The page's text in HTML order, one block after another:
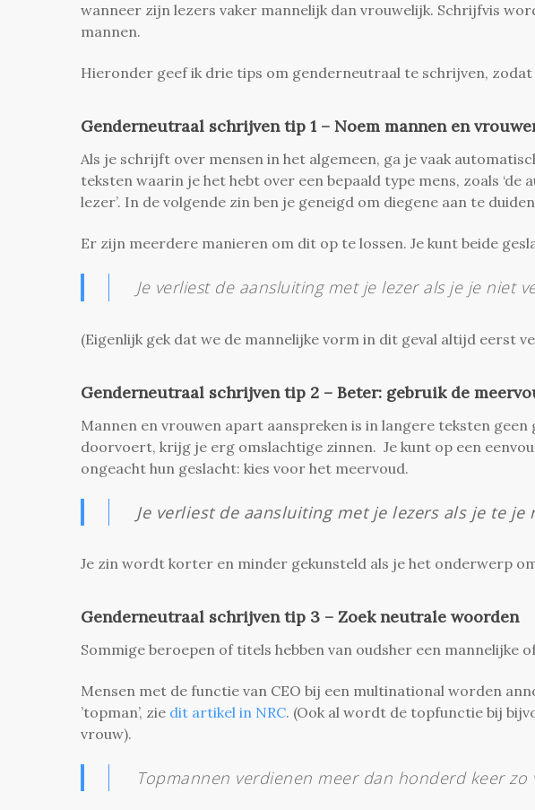
wanneer zijn lezers vaker mannelijk dan vrouwelijk. Schrijfvis
mannen.
Hieronder geef ik drie tips om genderneutraal te schrijven,
Genderneutraal schrijven tip 1 – Noem mannen en
Als je schrijft over mensen in het algemeen, ga je vaak
teksten waarin je het hebt over een bepaald type mens, zoals ‘de
lezer’. In de volgende zin ben je geneigd om diegene aan te duiden
Er zijn meerdere manieren om dit op te lossen. Je kunt beide
Je verliestde aansluiting met je lezerals je je niet
(Eigenlijk gek dat we de mannelijke vorm in dit geval altijd eerst
Genderneutraal schrijven tip 2 – Beter: gebruik de
Mannen en vrouwen apart aanspreken is in langere teksten
doorvoert, krijg je erg omslachtige zinnen. Je kunt op een
ongeacht hun geslacht: kies voor het meervoud.
Je verliest de aansluiting met je lezers als je te
Je zin wordt korter en minder gekunsteld als je het onderwerp
Genderneutraal schrijven tip 3 – Zoek neutrale woorden
Sommige beroepen of titels hebben van oudsher een mannelijke
Mensen met de functie van CEO bij een multinational worden
’topman’, zie dit artikel in NRC. (Ook al wordt de topfunctie bij
vrouw).
Topmannen verdienen meer dan honderd keer zo